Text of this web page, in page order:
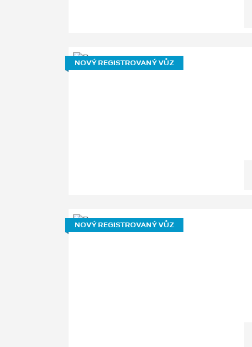
NOVÝ REGISTROVANÝ VŮZ
NOVÝ REGISTROVANÝ VŮZ